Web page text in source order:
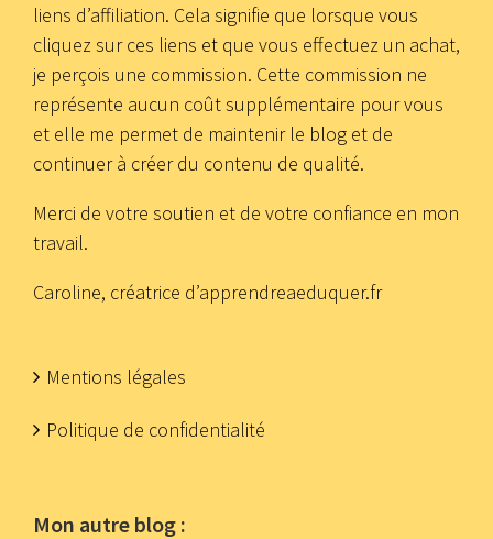
liens d’affiliation. Cela signifie que lorsque vous
cliquez sur ces liens et que vous effectuez un achat,
je perçois une commission. Cette commission ne
représente aucun coût supplémentaire pour vous
et elle me permet de maintenir le blog et de
continuer à créer du contenu de qualité.
Merci de votre soutien et de votre confiance en mon
travail.
Caroline, créatrice d’apprendreaeduquer.fr
Mentions légales
Politique de confidentialité
Mon autre blog :